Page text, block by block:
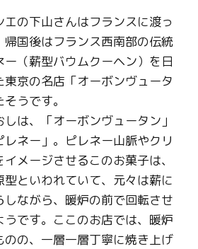
の下山さんはフランスに渡っ
帰国後はフランス西南部の伝統
（薪型バウムクーヘン）を日
京の名店「オーボンヴュータ
うです。
は、「オーボンヴュータン」
ネー」。ピレネー山脈やクリ
メージさせるこのお菓子は、
といわれていて、元々は薪に
ながら、暖炉の前で回転させ
うです。ここのお店では、暖炉
のの、一層一層丁寧に焼き上げ